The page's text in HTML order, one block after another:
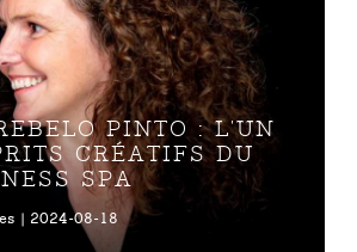
PINTO : L'UN
CRÉATIFS DU
SPA
| 2024-08-18